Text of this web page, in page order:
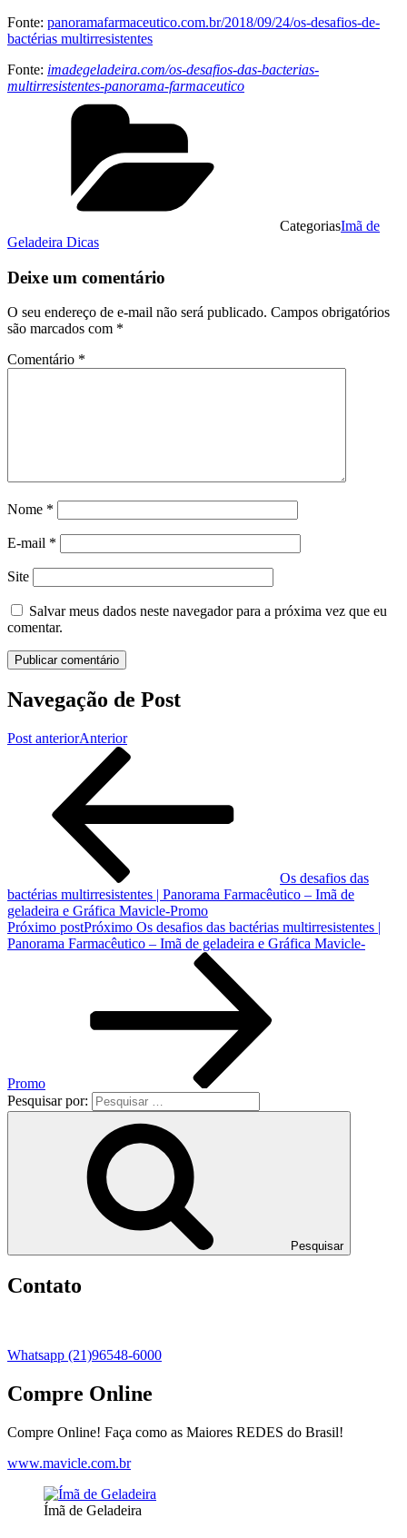
Fonte: panoramafarmaceutico.com.br/2018/09/24/os-desafios-de-
bactérias multirresistentes
Fonte: imadegeladeira.com/os-desafios-das-bacterias-
multirresistentes-panorama-farmaceutico
CategoriasImã de
Geladeira Dicas
Deixe um comentário
O seu endereço de e-mail não será publicado. Campos obrigatórios
são marcados com *
Comentário *
Nome *
E-mail *
Site
Salvar meus dados neste navegador para a próxima vez que eu
comentar.
Navegação de Post
Post anteriorAnterior
Os desafios das
bactérias multirresistentes | Panorama Farmacêutico – Imã de
geladeira e Gráfica Mavicle-Promo
Próximo postPróximo Os desafios das bactérias multirresistentes |
Panorama Farmacêutico – Imã de geladeira e Gráfica Mavicle-
Promo
Pesquisar por:
Pesquisar
Contato
Whatsapp (21)96548-6000
Compre Online
Compre Online! Faça como as Maiores REDES do Brasil!
www.mavicle.com.br
Ímã de Geladeira